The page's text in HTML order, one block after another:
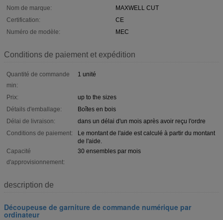
Nom de marque:
MAXWELL CUT
Certification:
CE
Numéro de modèle:
MEC
Conditions de paiement et expédition
Quantité de commande
min:
1 unité
Prix:
up to the sizes
Détails d'emballage:
Boîtes en bois
Délai de livraison:
dans un délai d'un mois après avoir reçu l'ordre
Conditions de paiement:
Le montant de l'aide est calculé à partir du montant
de l'aide.
Capacité
d'approvisionnement:
30 ensembles par mois
description de
Découpeuse de garniture de commande numérique par
ordinateur